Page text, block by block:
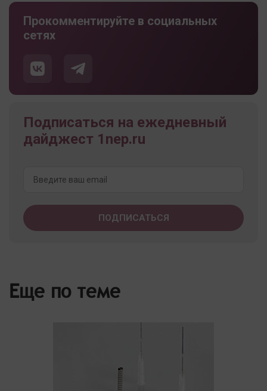
Прокомментируйте в социальных
сетях
Подписаться на ежедневный
дайджест 1nep.ru
Еще по теме